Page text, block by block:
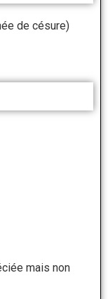
de césure)
mais non